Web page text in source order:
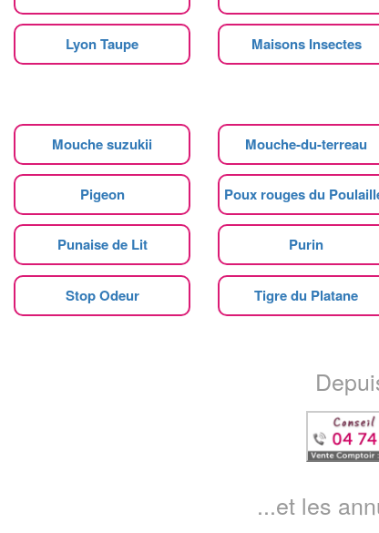
Lyon Taupe Maisons Insectes
Mouche suzukii Mouche-du-terreau
Pigeon Poux rouges du
Punaise de Lit Purin
Stop Odeur Tigre du Platane
...et les